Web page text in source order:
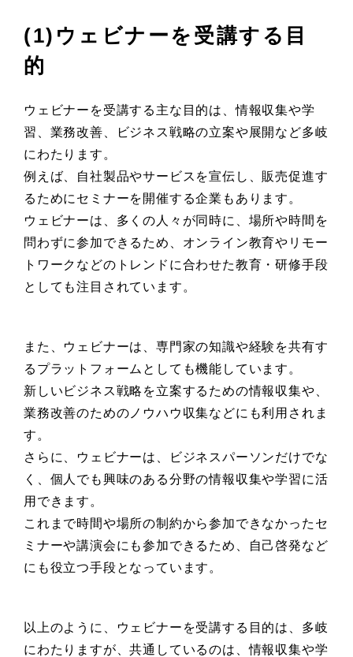
(1)ウェビナーを受講する目
的
ウェビナーを受講する主な目的は、情報収集や学
習、業務改善、ビジネス戦略の立案や展開など多岐
にわたります。
例えば、自社製品やサービスを宣伝し、販売促進す
るためにセミナーを開催する企業もあります。
ウェビナーは、多くの人々が同時に、場所や時間を
問わずに参加できるため、オンライン教育やリモー
トワークなどのトレンドに合わせた教育・研修手段
としても注目されています。
また、ウェビナーは、専門家の知識や経験を共有す
るプラットフォームとしても機能しています。
新しいビジネス戦略を立案するための情報収集や、
業務改善のためのノウハウ収集などにも利用されま
す。
さらに、ウェビナーは、ビジネスパーソンだけでな
く、個人でも興味のある分野の情報収集や学習に活
用できます。
これまで時間や場所の制約から参加できなかったセ
ミナーや講演会にも参加できるため、自己啓発など
にも役立つ手段となっています。
以上のように、ウェビナーを受講する目的は、多岐
にわたりますが、共通しているのは、情報収集や学